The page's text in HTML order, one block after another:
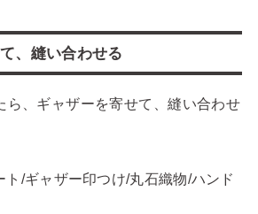
、縫い合わせる
ら、ギャザーを寄せて、縫い合わせ